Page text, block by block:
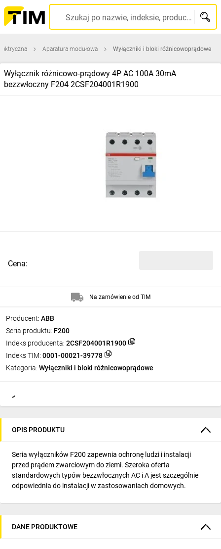
Szukaj po nazwie, indeksie, producencie, kodzie kreskowym...
Aparatura modułowa Wyłączniki i bloki różnicowoprądowe
Wyłącznik różnicowo‑prądowy 4P AC 100A 30mA
bezzwłoczny F204 2CSF204001R1900
Producent: ABB
Seria produktu: F200
Indeks producenta: 2CSF204001R1900
Indeks TIM: 0001-00021-39778
Kategoria: Wyłączniki i bloki różnicowoprądowe
Cena:
Na zamówienie od TIM
OPIS PRODUKTU
Seria wyłączników F200 zapewnia ochronę ludzi i instalacji
przed prądem zwarciowym do ziemi. Szeroka oferta
standardowych typów bezzwłocznych AC i A jest szczególnie
odpowiednia do instalacji w zastosowaniach domowych.
DANE PRODUKTOWE